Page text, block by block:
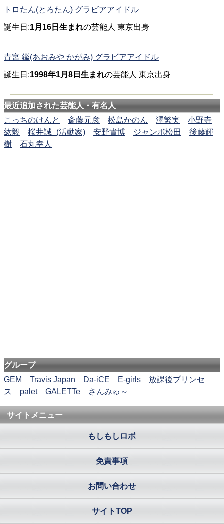
トロたん(とろたん) グラビアアイドル
誕生日:1月16日生まれの芸能人 東京出身
青宮 鑑(あおみや かがみ) グラビアアイドル
誕生日:1998年1月8日生まれの芸能人 東京出身
最近追加された芸能人・有名人
こっちのけんと
斎藤元彦 松島かのん 澤繁実
小野寺
紘毅
桜井誠_(活動家) 安野貴博 ジャンボ松田
後藤輝
樹
石丸幸人
グループ
GEM
Travis Japan Da-iCE E-girls
放課後プリンセ
ス
palet GALETTe さんみゅ～
サイトメニュー
もしもしロボ
免責事項
お問い合わせ
サイトTOP